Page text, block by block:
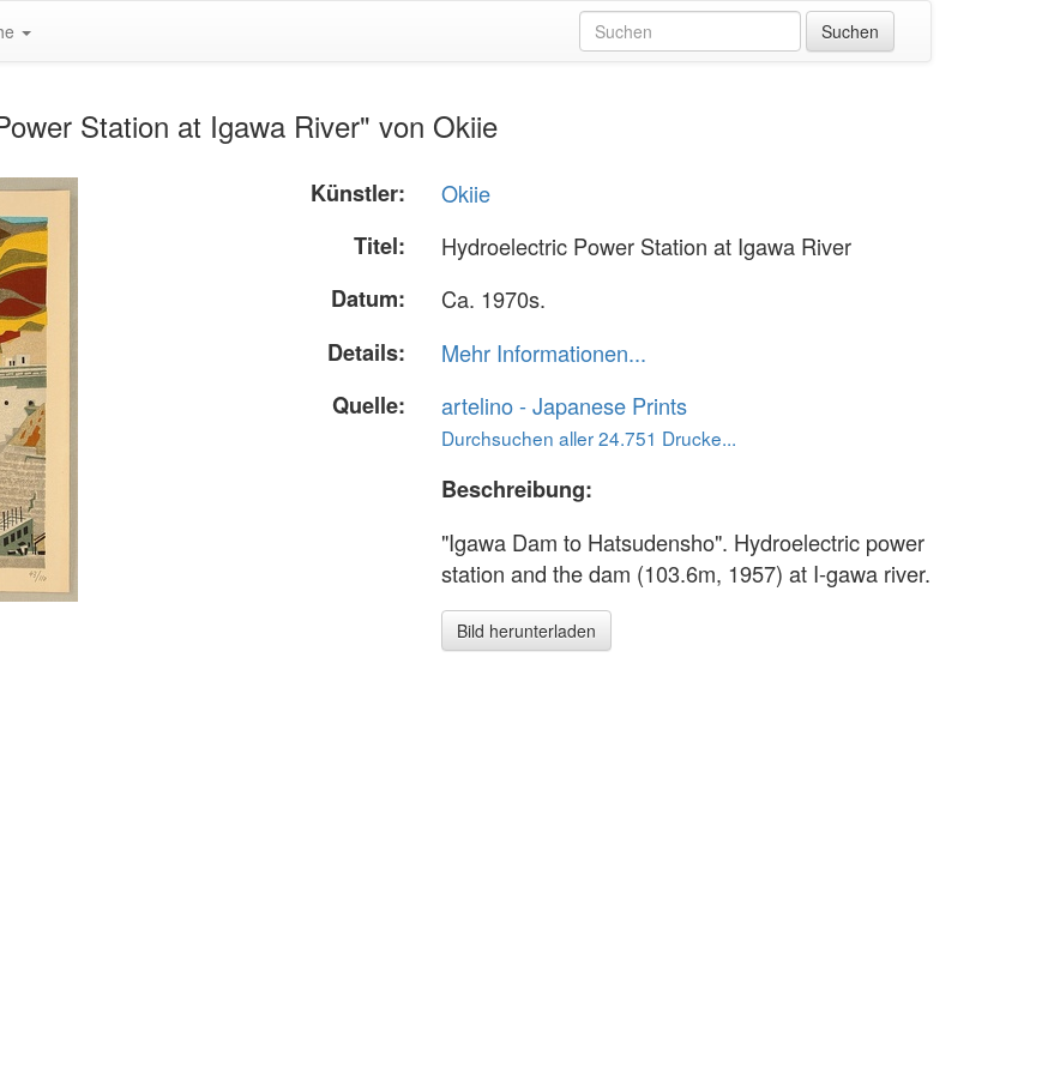
Station at Igawa River" von Okiie
Künstler:
Okiie
Titel:
Hydroelectric Power Station at Igawa River
Datum:
Ca. 1970s.
Details:
Mehr Informationen...
Quelle:
artelino - Japanese Prints
Durchsuchen aller 24.751 Drucke...
Beschreibung:
"Igawa Dam to Hatsudensho". Hydroelectric power
station and the dam (103.6m, 1957) at I-gawa river.
Bild herunterladen